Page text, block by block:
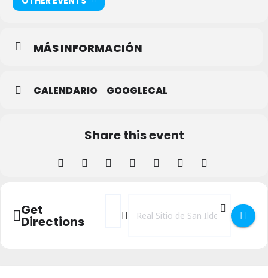
MÁS INFORMACIÓN
CALENDARIO GOOGLECAL
Share this event
Get
Directions
Address - Música Matinés Musicales
Destination Address - Música